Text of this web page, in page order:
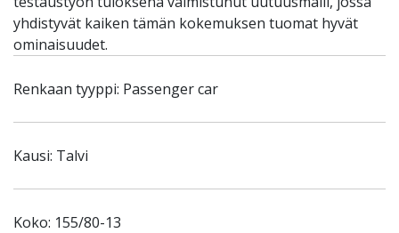
yhdistyvät kaiken tämän kokemuksen tuomat hyvät
ominaisuudet.
Renkaan tyyppi: Passenger car
Kausi: Talvi
Koko: 155/80-13